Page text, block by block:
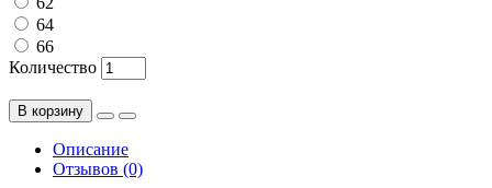
64
66
Количество
В корзину
Описание
Отзывов (0)